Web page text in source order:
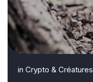
in Crypto & Créatures